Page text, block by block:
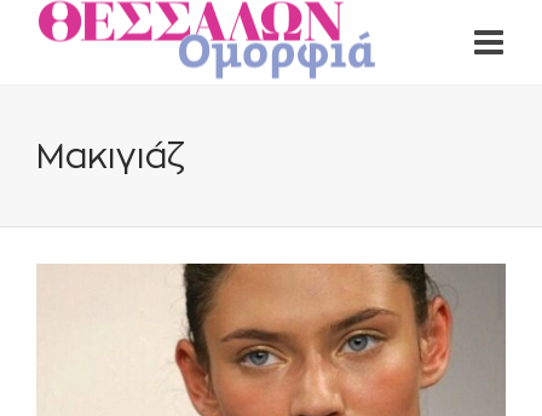
Μακιγιάζ